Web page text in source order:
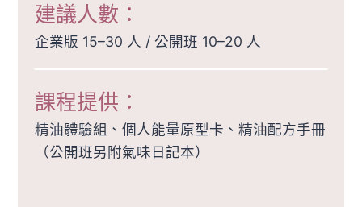
建議人數：
企業版 15–30 人 / 公開班 10–20 人
課程提供：
精油體驗組、個人能量原型卡、精油配方手冊
（公開班另附氣味日記本）